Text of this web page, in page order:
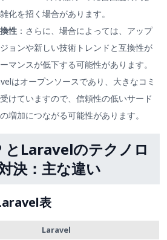
化を招く場合があります。
性 ：さらに、場合によっては、アップ
ョンや新しい技術トレンドと互換性が
マンスが低下する可能性があります。
はオープンソースであり、大きなコミ
けていますので、信頼性の低いサード
増加につながる可能性があります。
とLaravelのテクノロ
決：主な違い
表
Laravel